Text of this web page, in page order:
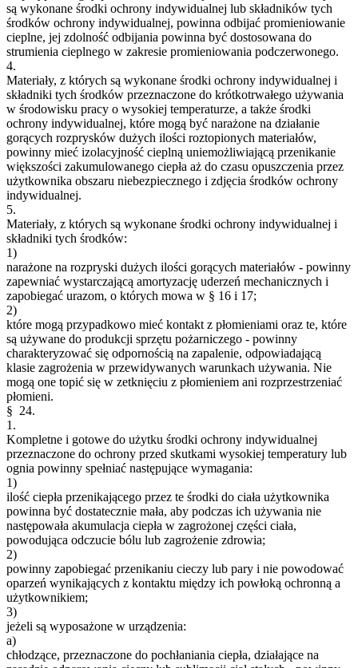
są wykonane środki ochrony indywidualnej lub składników tych
środków ochrony indywidualnej, powinna odbijać promieniowanie
cieplne, jej zdolność odbijania powinna być dostosowana do
strumienia cieplnego w zakresie promieniowania podczerwonego.
4.
Materiały, z których są wykonane środki ochrony indywidualnej i
składniki tych środków przeznaczone do krótkotrwałego używania
w środowisku pracy o wysokiej temperaturze, a także środki
ochrony indywidualnej, które mogą być narażone na działanie
gorących rozprysków dużych ilości roztopionych materiałów,
powinny mieć izolacyjność cieplną uniemożliwiającą przenikanie
większości zakumulowanego ciepła aż do czasu opuszczenia przez
użytkownika obszaru niebezpiecznego i zdjęcia środków ochrony
indywidualnej.
5.
Materiały, z których są wykonane środki ochrony indywidualnej i
składniki tych środków:
1)
narażone na rozpryski dużych ilości gorących materiałów - powinny
zapewniać wystarczającą amortyzację uderzeń mechanicznych i
zapobiegać urazom, o których mowa w § 16 i 17;
2)
które mogą przypadkowo mieć kontakt z płomieniami oraz te, które
są używane do produkcji sprzętu pożarniczego - powinny
charakteryzować się odpornością na zapalenie, odpowiadającą
klasie zagrożenia w przewidywanych warunkach używania. Nie
mogą one topić się w zetknięciu z płomieniem ani rozprzestrzeniać
płomieni.
§ 24.
1.
Kompletne i gotowe do użytku środki ochrony indywidualnej
przeznaczone do ochrony przed skutkami wysokiej temperatury lub
ognia powinny spełniać następujące wymagania:
1)
ilość ciepła przenikającego przez te środki do ciała użytkownika
powinna być dostatecznie mała, aby podczas ich używania nie
następowała akumulacja ciepła w zagrożonej części ciała,
powodująca odczucie bólu lub zagrożenie zdrowia;
2)
powinny zapobiegać przenikaniu cieczy lub pary i nie powodować
oparzeń wynikających z kontaktu między ich powłoką ochronną a
użytkownikiem;
3)
jeżeli są wyposażone w urządzenia:
a)
chłodzące, przeznaczone do pochłaniania ciepła, działające na